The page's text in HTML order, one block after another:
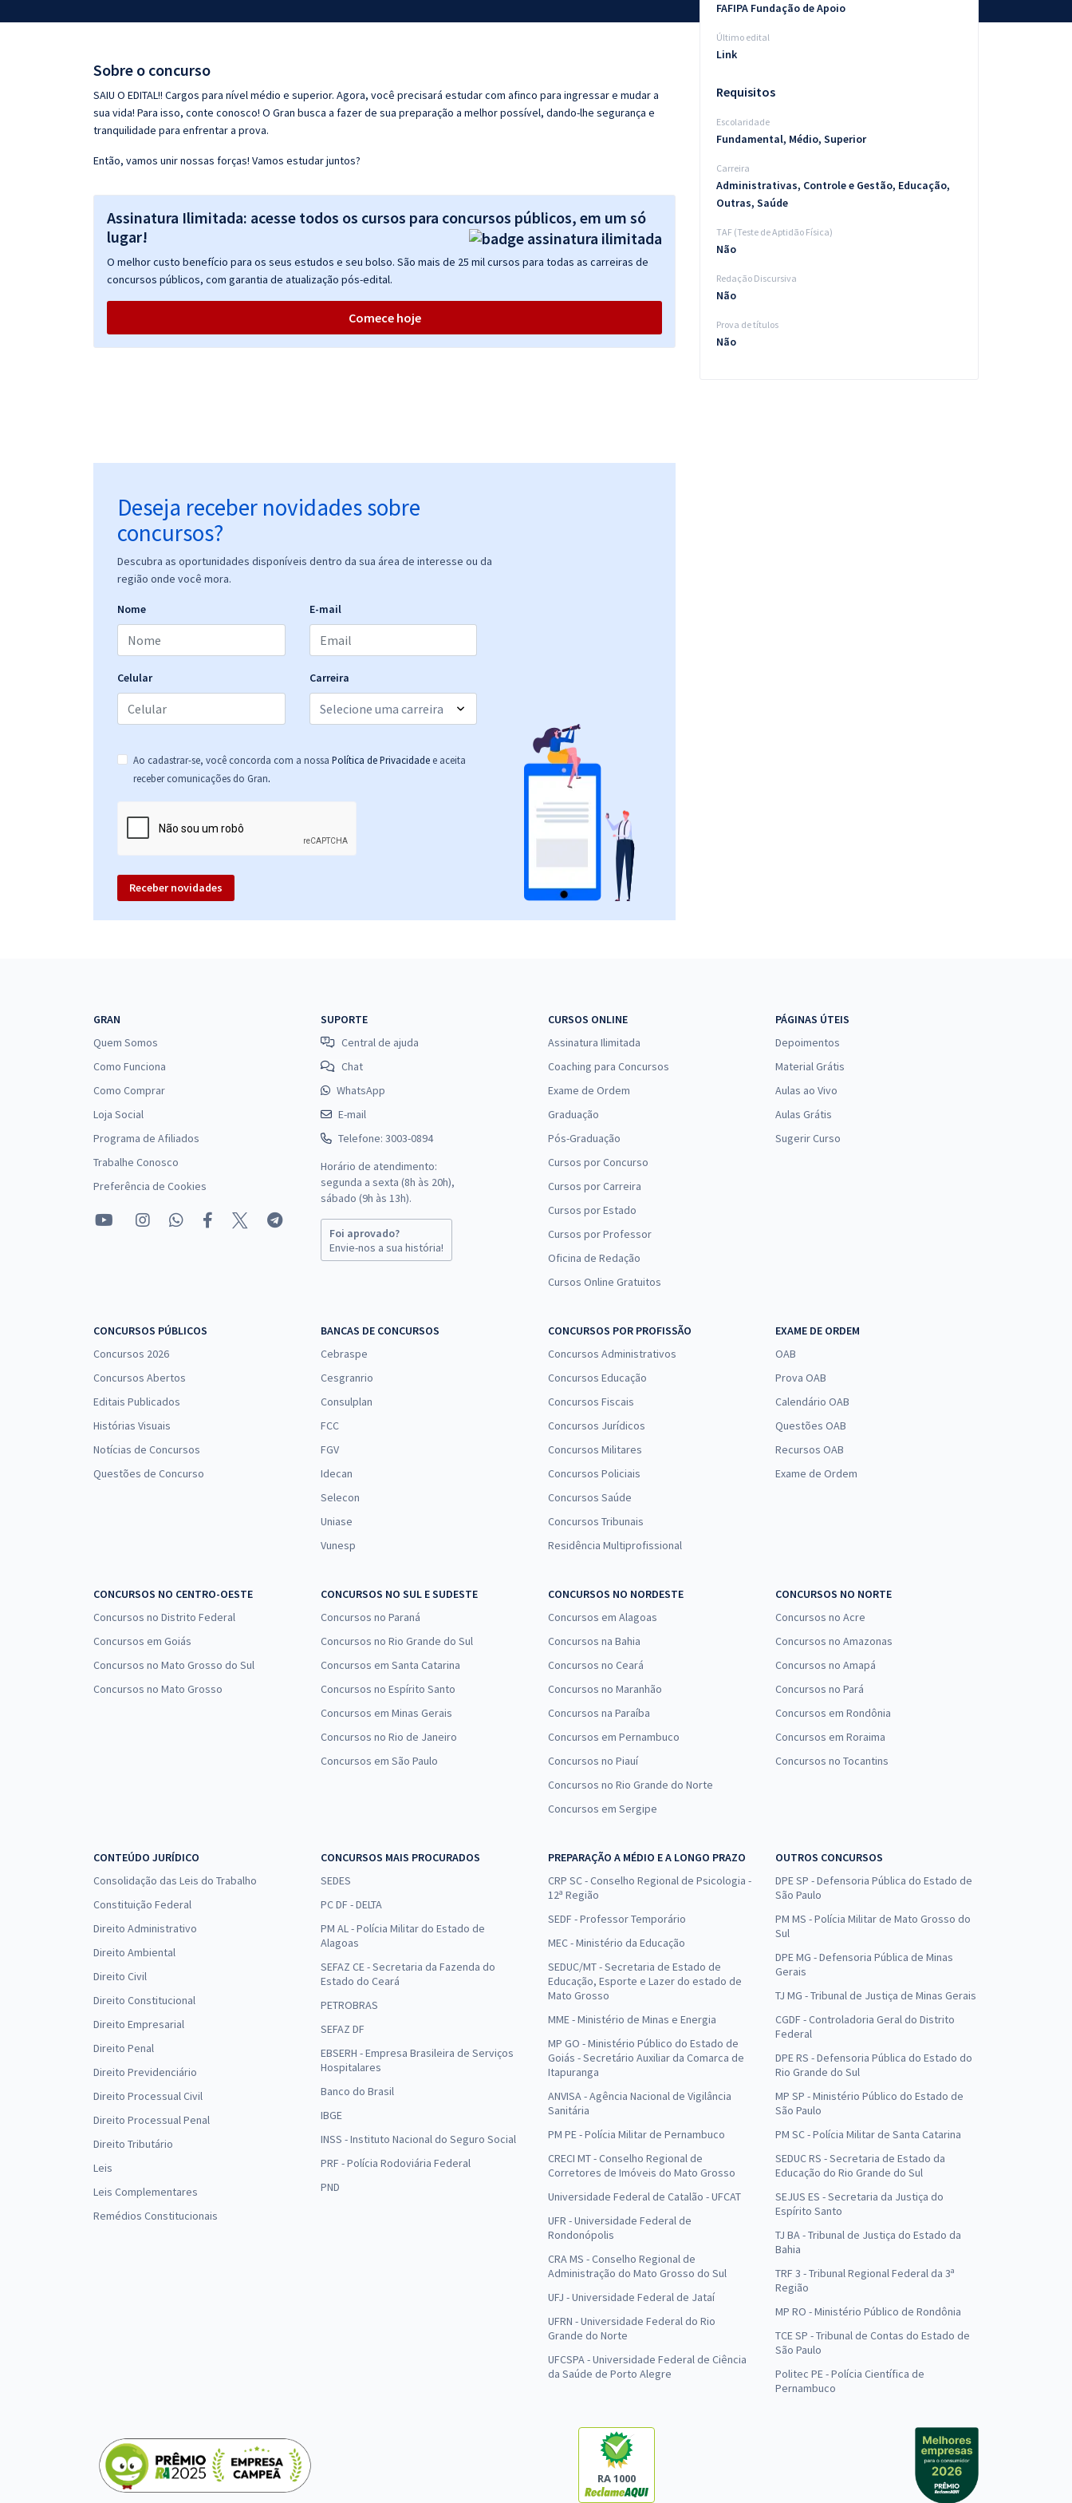
Questões grátis
Conteúdo gratuito
Sobre o concurso
SAIU O EDITAL!! Cargos para nível médio e superior. Agora, você precisará estudar com afinco para ingressar e mudar a
sua vida! Para isso, conte conosco! O Gran busca a fazer de sua preparação a melhor possível, dando-lhe segurança e
tranquilidade para enfrentar a prova.
Então, vamos unir nossas forças! Vamos estudar juntos?
Assinatura Ilimitada: acesse todos os cursos para concursos públicos, em um só
lugar!
O melhor custo benefício para os seus estudos e seu bolso. São mais de 25 mil cursos para todas as carreiras de
concursos públicos, com garantia de atualização pós-edital.
Comece hoje
Deseja receber novidades sobre
concursos?
Descubra as oportunidades disponíveis dentro da sua área de interesse ou da
região onde você mora.
Nome E-mail
Celular Carreira
Ao cadastrar-se, você concorda com a nossa Política de Privacidade e aceita
receber comunicações do Gran.
Receber novidades
FAFIPA Fundação de Apoio
Último edital
Link
Requisitos
Escolaridade
Fundamental, Médio, Superior
Carreira
Administrativas, Controle e Gestão, Educação,
Outras, Saúde
TAF (Teste de Aptidão Física)
Não
Redação Discursiva
Não
Prova de títulos
Não
GRAN
Quem Somos
Como Funciona
Como Comprar
Loja Social
Programa de Afiliados
Trabalhe Conosco
Preferência de Cookies
SUPORTE
Central de ajuda
Chat
WhatsApp
E-mail
Telefone: 3003-0894
Horário de atendimento:
segunda a sexta (8h às 20h),
sábado (9h às 13h).
Foi aprovado?
Envie-nos a sua história!
CURSOS ONLINE
Assinatura Ilimitada
Coaching para Concursos
Exame de Ordem
Graduação
Pós-Graduação
Cursos por Concurso
Cursos por Carreira
Cursos por Estado
Cursos por Professor
Oficina de Redação
Cursos Online Gratuitos
PÁGINAS ÚTEIS
Depoimentos
Material Grátis
Aulas ao Vivo
Aulas Grátis
Sugerir Curso
CONCURSOS PÚBLICOS
Concursos 2026
Concursos Abertos
Editais Publicados
Histórias Visuais
Notícias de Concursos
Questões de Concurso
BANCAS DE CONCURSOS
Cebraspe
Cesgranrio
Consulplan
FCC
FGV
Idecan
Selecon
Uniase
Vunesp
CONCURSOS POR PROFISSÃO
Concursos Administrativos
Concursos Educação
Concursos Fiscais
Concursos Jurídicos
Concursos Militares
Concursos Policiais
Concursos Saúde
Concursos Tribunais
Residência Multiprofissional
EXAME DE ORDEM
OAB
Prova OAB
Calendário OAB
Questões OAB
Recursos OAB
Exame de Ordem
CONCURSOS NO CENTRO-OESTE
Concursos no Distrito Federal
Concursos em Goiás
Concursos no Mato Grosso do Sul
Concursos no Mato Grosso
CONCURSOS NO SUL E SUDESTE
Concursos no Paraná
Concursos no Rio Grande do Sul
Concursos em Santa Catarina
Concursos no Espírito Santo
Concursos em Minas Gerais
Concursos no Rio de Janeiro
Concursos em São Paulo
CONCURSOS NO NORDESTE
Concursos em Alagoas
Concursos na Bahia
Concursos no Ceará
Concursos no Maranhão
Concursos na Paraíba
Concursos em Pernambuco
Concursos no Piauí
Concursos no Rio Grande do Norte
Concursos em Sergipe
CONCURSOS NO NORTE
Concursos no Acre
Concursos no Amazonas
Concursos no Amapá
Concursos no Pará
Concursos em Rondônia
Concursos em Roraima
Concursos no Tocantins
CONTEÚDO JURÍDICO
Consolidação das Leis do Trabalho
Constituição Federal
Direito Administrativo
Direito Ambiental
Direito Civil
Direito Constitucional
Direito Empresarial
Direito Penal
Direito Previdenciário
Direito Processual Civil
Direito Processual Penal
Direito Tributário
Leis
Leis Complementares
Remédios Constitucionais
CONCURSOS MAIS PROCURADOS
SEDES
PC DF - DELTA
PM AL - Polícia Militar do Estado de
Alagoas
SEFAZ CE - Secretaria da Fazenda do
Estado do Ceará
PETROBRAS
SEFAZ DF
EBSERH - Empresa Brasileira de Serviços
Hospitalares
Banco do Brasil
IBGE
INSS - Instituto Nacional do Seguro Social
PRF - Polícia Rodoviária Federal
PND
PREPARAÇÃO A MÉDIO E A LONGO PRAZO
CRP SC - Conselho Regional de Psicologia -
12ª Região
SEDF - Professor Temporário
MEC - Ministério da Educação
SEDUC/MT - Secretaria de Estado de
Educação, Esporte e Lazer do estado de
Mato Grosso
MME - Ministério de Minas e Energia
MP GO - Ministério Público do Estado de
Goiás - Secretário Auxiliar da Comarca de
Itapuranga
ANVISA - Agência Nacional de Vigilância
Sanitária
PM PE - Polícia Militar de Pernambuco
CRECI MT - Conselho Regional de
Corretores de Imóveis do Mato Grosso
Universidade Federal de Catalão - UFCAT
UFR - Universidade Federal de
Rondonópolis
CRA MS - Conselho Regional de
Administração do Mato Grosso do Sul
UFJ - Universidade Federal de Jataí
UFRN - Universidade Federal do Rio
Grande do Norte
UFCSPA - Universidade Federal de Ciência
da Saúde de Porto Alegre
OUTROS CONCURSOS
DPE SP - Defensoria Pública do Estado de
São Paulo
PM MS - Polícia Militar de Mato Grosso do
Sul
DPE MG - Defensoria Pública de Minas
Gerais
TJ MG - Tribunal de Justiça de Minas Gerais
CGDF - Controladoria Geral do Distrito
Federal
DPE RS - Defensoria Pública do Estado do
Rio Grande do Sul
MP SP - Ministério Público do Estado de
São Paulo
PM SC - Polícia Militar de Santa Catarina
SEDUC RS - Secretaria de Estado da
Educação do Rio Grande do Sul
SEJUS ES - Secretaria da Justiça do
Espírito Santo
TJ BA - Tribunal de Justiça do Estado da
Bahia
TRF 3 - Tribunal Regional Federal da 3ª
Região
MP RO - Ministério Público de Rondônia
TCE SP - Tribunal de Contas do Estado de
São Paulo
Politec PE - Polícia Científica de
Pernambuco
RA 1000